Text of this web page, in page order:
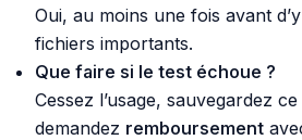
Oui, au moins une fois avant
fichiers importants.
Que faire si le test échoue ?
Cessez l’usage, sauvegardez
demandez remboursement